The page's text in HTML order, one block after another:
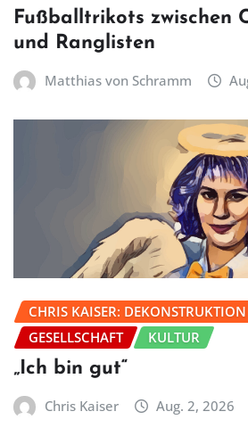
Fußballtrikots zwischen
und Ranglisten
Matthias von Schramm
CHRIS KAISER:
GESELLSCHAFT
KULTUR
„Ich bin gut“
Chris Kaiser Aug. 2, 2026